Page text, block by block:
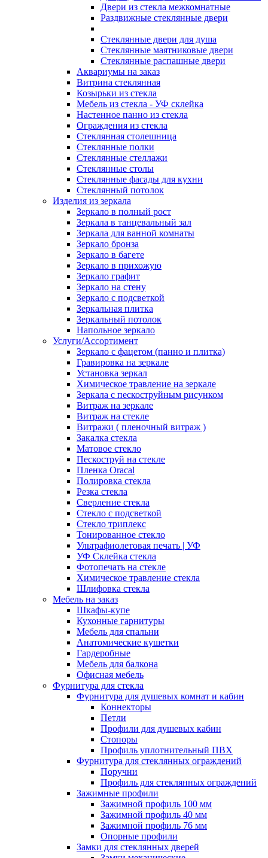
Двери из стекла межкомнатные
Раздвижные стеклянные двери
Стеклянные двери для душа
Стеклянные маятниковые двери
Стеклянные распашные двери
Аквариумы на заказ
Витрина стеклянная
Козырьки из стекла
Мебель из стекла - УФ склейка
Настенное панно из стекла
Ограждения из стекла
Стеклянная столешница
Стеклянные полки
Стеклянные стеллажи
Стеклянные столы
Стеклянные фасады для кухни
Стеклянный потолок
Изделия из зеркала
Зеркало в полный рост
Зеркала в танцевальный зал
Зеркала для ванной комнаты
Зеркало бронза
Зеркало в багете
Зеркало в прихожую
Зеркало графит
Зеркало на стену
Зеркало с подсветкой
Зеркальная плитка
Зеркальный потолок
Напольное зеркало
Услуги/Ассортимент
Зеркало с фацетом (панно и плитка)
Гравировка на зеркале
Установка зеркал
Химическое травление на зеркале
Зеркала с пескоструйным рисунком
Витраж на зеркале
Витраж на стекле
Витражи ( пленочный витраж )
Закалка стекла
Матовое стекло
Пескоструй на стекле
Пленка Oracal
Полировка стекла
Резка стекла
Сверление стекла
Стекло с подсветкой
Стекло триплекс
Тонированное стекло
Ультрафиолетовая печать | УФ
УФ Склейка стекла
Фотопечать на стекле
Химическое травление стекла
Шлифовка стекла
Мебель на заказ
Шкафы-купе
Кухонные гарнитуры
Мебель для спальни
Анатомические кушетки
Гардеробные
Мебель для балкона
Офисная мебель
Фурнитура для стекла
Фурнитура для душевых комнат и кабин
Коннекторы
Петли
Профили для душевых кабин
Стопоры
Профиль уплотнительный ПВХ
Фурнитура для стеклянных ограждений
Поручни
Профиль для стеклянных ограждений
Зажимные профили
Зажимной профиль 100 мм
Зажимной профиль 40 мм
Зажимной профиль 76 мм
Опорные профили
Замки для стеклянных дверей